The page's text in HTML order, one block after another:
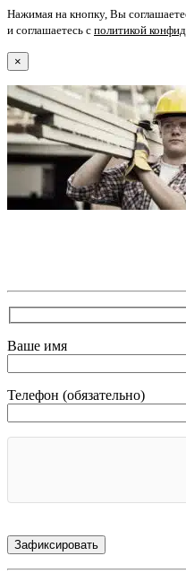
Нажимая на кнопку, Вы
и соглашаетесь с политикой
×
Ваше имя
Телефон (обязательно)